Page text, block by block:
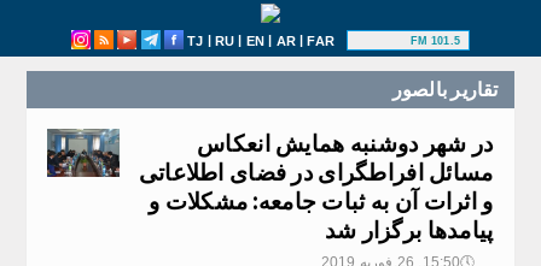
TJ | RU | EN | AR|FAR 101.5 FM
تقارير بالصور
در شهر دوشنبه همایش انعکاس
مسائل افراطگرای در فضای اطلاعاتی
و اثرات آن به ثبات جامعه: مشکلات و
پیامدها برگزار شد
🕔15:50, 26.فوریه 2019